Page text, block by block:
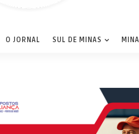
O JORNAL SUL DE MINAS